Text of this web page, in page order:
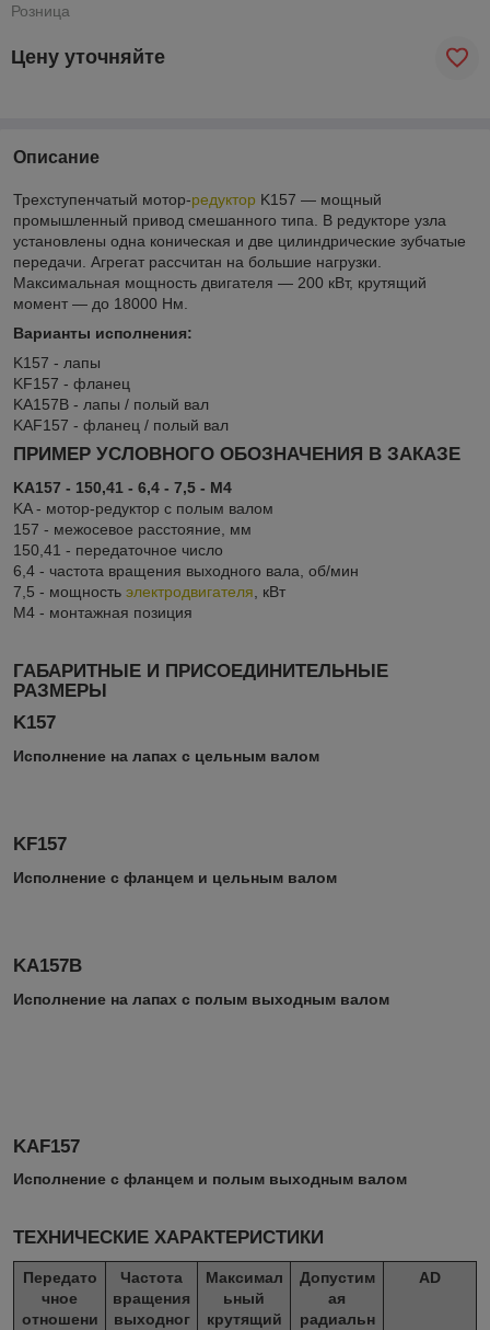
Розница
Цену уточняйте
Описание
Трехступенчатый мотор-редуктор K157 — мощный
промышленный привод смешанного типа. В редукторе узла
установлены одна коническая и две цилиндрические зубчатые
передачи. Агрегат рассчитан на большие нагрузки.
Максимальная мощность двигателя — 200 кВт, крутящий
момент — до 18000 Нм.
Варианты исполнения:
K157 - лапы
KF157 - фланец
KA157B - лапы / полый вал
KAF157 - фланец / полый вал
ПРИМЕР УСЛОВНОГО ОБОЗНАЧЕНИЯ В ЗАКАЗЕ
KA157 - 150,41 - 6,4 - 7,5 - M4
KA - мотор-редуктор с полым валом
157 - межосевое расстояние, мм
150,41 - передаточное число
6,4 - частота вращения выходного вала, об/мин
7,5 - мощность электродвигателя , кВт
M4 - монтажная позиция
ГАБАРИТНЫЕ И ПРИСОЕДИНИТЕЛЬНЫЕ
РАЗМЕРЫ
K157
Исполнение на лапах с цельным валом
KF157
Исполнение с фланцем и цельным валом
KA157B
Исполнение на лапах с полым выходным валом
KAF157
Исполнение с фланцем и полым выходным валом
ТЕХНИЧЕСКИЕ ХАРАКТЕРИСТИКИ
Передато
чное
отношени
Частота
вращения
выходног
Максимал
ьный
крутящий
Допустим
ая
радиальн
AD